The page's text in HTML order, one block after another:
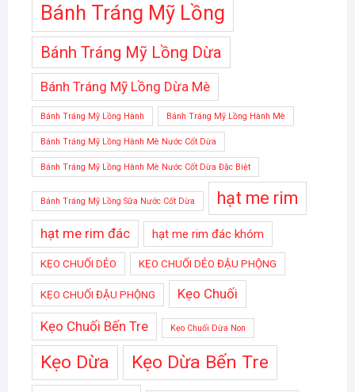
Bánh Tráng Mỹ Lồng
Bánh Tráng Mỹ Lồng Dừa
Bánh Tráng Mỹ Lồng Dừa Mè
Bánh Tráng Mỹ Lồng Hành Bánh Tráng Mỹ Lồng Hành Mè
Bánh Tráng Mỹ Lồng Hành Mè Nước Cốt Dừa
Bánh Tráng Mỹ Lồng Hành Mè Nước Cốt Dừa Đặc Biệt
Bánh Tráng Mỹ Lồng Sữa Nước Cốt Dừa hạt me rim
hạt me rim đác hạt me rim đác khóm
KẸO CHUỐI DẺO KẸO CHUỐI DẺO ĐẬU PHỘNG
KẸO CHUỐI ĐẬU PHỘNG Kẹo Chuối
Kẹo Chuối Bến Tre Kẹo Chuối Dừa Non
Kẹo Dừa Kẹo Dừa Bến Tre